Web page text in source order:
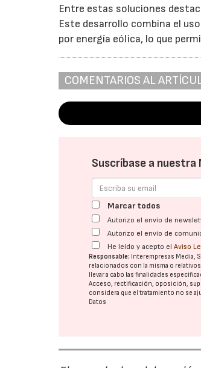
Entre estas soluciones
Este desarrollo combina el
por energía eólica, lo que
COMENTARIOS AL
Suscríbase a
Marcar todos
Autorizo el envío de
Autorizo el envío de
He leído y acepto elAviso
Responsable: Interempresas Media,
relacionados con la misma o
llevar a cabo las finalidades
Acceso, rectificación, oposición,
considera que el tratamiento no se
Datos